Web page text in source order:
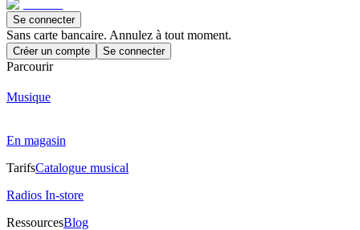
Se connecter
Sans carte bancaire. Annulez à tout moment.
Créer un compte Se connecter
Parcourir
Musique
En magasin
TarifsCatalogue musical
Radios In-store
RessourcesBlog